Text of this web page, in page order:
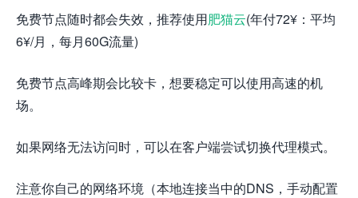
免费节点随时都会失效，推荐使用肥猫云(年付72¥：平均
6¥/月，每月60G流量)
免费节点高峰期会比较卡，想要稳定可以使用高速的机
场。
如果网络无法访问时，可以在客户端尝试切换代理模式。
注意你自己的网络环境（本地连接当中的DNS，手动配置